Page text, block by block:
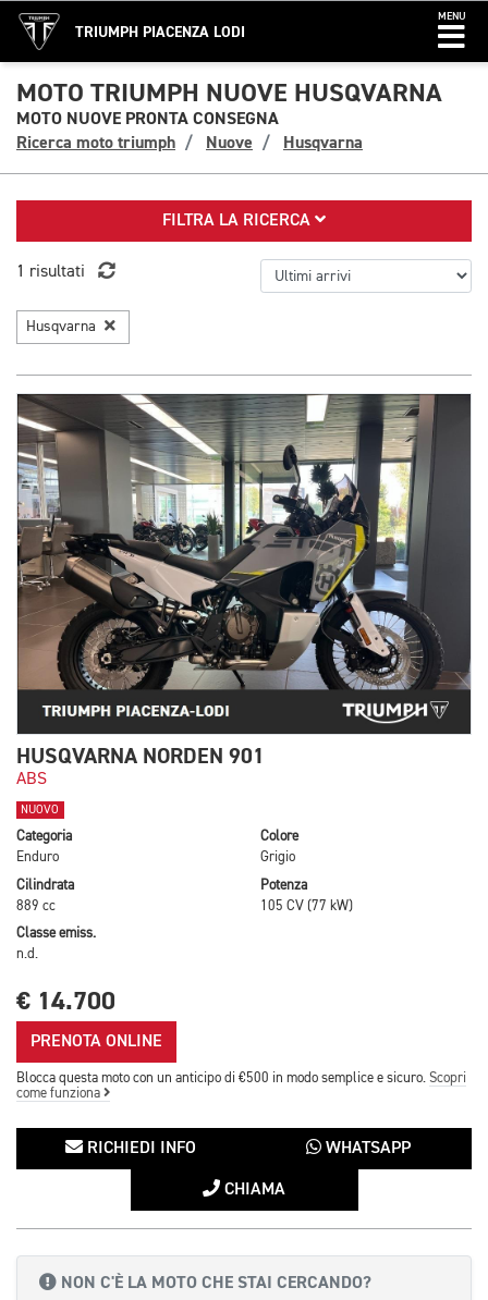
TRIUMPH PIACENZA LODI
MENU
MOTO TRIUMPH NUOVE HUSQVARNA
MOTO NUOVE PRONTA CONSEGNA
Ricerca moto triumph
Nuove Husqvarna
FILTRA LA RICERCA
1 risultati
Husqvarna
HUSQVARNA NORDEN 901
ABS
NUOVO
Categoria
Enduro
Colore
Grigio
Cilindrata
889 cc
Potenza
105 CV (77 kW)
Classe emiss.
n.d.
€ 14.700
PRENOTA ONLINE
Blocca questa moto con un anticipo di €500 in modo semplice e sicuro. Scopri
come funziona
RICHIEDI INFO WHATSAPP
CHIAMA
NON C'È LA MOTO CHE STAI CERCANDO?